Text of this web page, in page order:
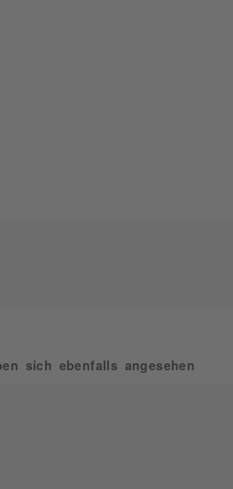
sich ebenfalls angesehen